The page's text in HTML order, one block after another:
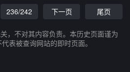
236/242 下一页 尾页
，不对其内容负责。本历史页面谨为
表被查询网站的即时页面。